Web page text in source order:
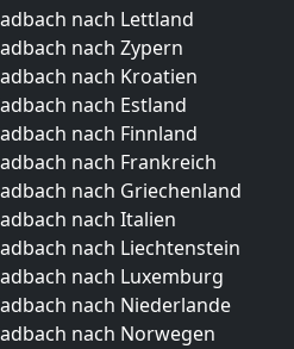
nach Lettland
nach Zypern
nach Kroatien
nach Estland
nach Finnland
nach Frankreich
nach Griechenland
nach Italien
nach Liechtenstein
nach Luxemburg
nach Niederlande
nach Norwegen